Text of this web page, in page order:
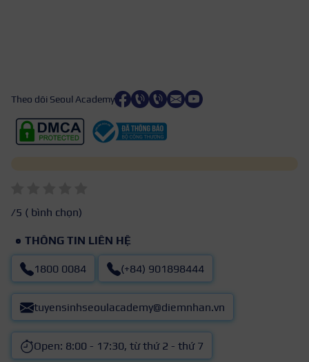
Theo dõi Seoul Academy
/5 ( bình chọn)
THÔNG TIN LIÊN HỆ
1800 0084 (+84) 901898444
tuyensinhseoulacademy@diemnhan.vn
Open: 8:00 - 17:30, từ thứ 2 - thứ 7